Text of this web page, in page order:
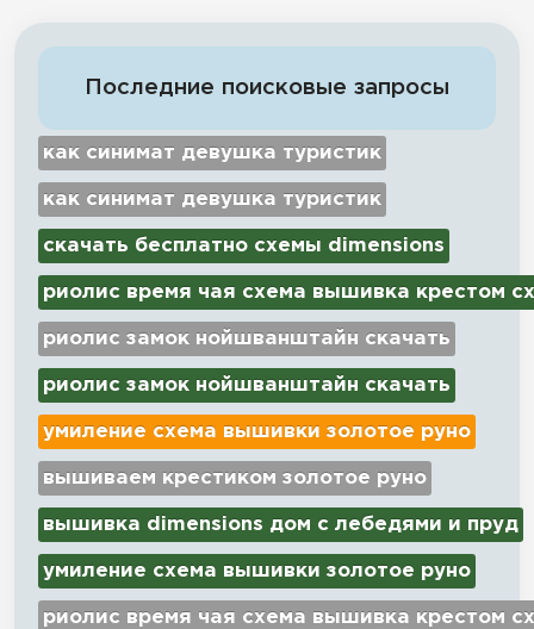
Последние поисковые запросы
как синимат девушка туристик
как синимат девушка туристик
скачать бесплатно схемы dimensions
риолис время чая схема вышивка крестом
риолис замок нойшванштайн скачать
риолис замок нойшванштайн скачать
умиление схема вышивки золотое руно
вышиваем крестиком золотое руно
вышивка dimensions дом с лебедями и пруд
умиление схема вышивки золотое руно
риолис время чая схема вышивка крестом